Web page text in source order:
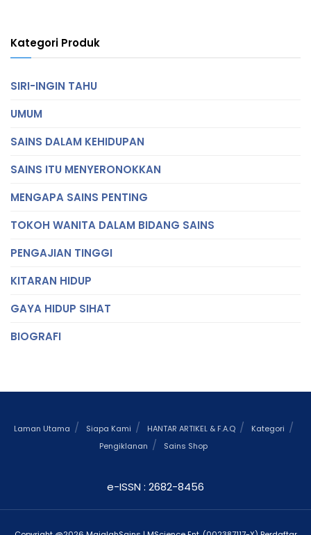
Kategori Produk
SIRI-INGIN TAHU
UMUM
SAINS DALAM KEHIDUPAN
SAINS ITU MENYERONOKKAN
MENGAPA SAINS PENTING
TOKOH WANITA DALAM BIDANG SAINS
PENGAJIAN TINGGI
KITARAN HIDUP
GAYA HIDUP SIHAT
BIOGRAFI
Laman Utama Siapa Kami HANTAR ARTIKEL & F.A.Q
Kategori
Pengiklanan
Sains Shop
e-ISSN : 2682-8456